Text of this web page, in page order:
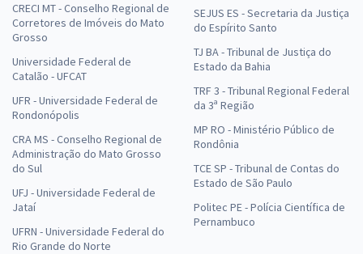
CRECI MT - Conselho Regional de
Corretores de Imóveis do Mato
Grosso
Universidade Federal de
Catalão - UFCAT
UFR - Universidade Federal de
Rondonópolis
CRA MS - Conselho Regional de
Administração do Mato Grosso
do Sul
UFJ - Universidade Federal de
Jataí
UFRN - Universidade Federal do
Rio Grande do Norte
SEJUS ES - Secretaria da Justiça
do Espírito Santo
TJ BA - Tribunal de Justiça do
Estado da Bahia
TRF 3 - Tribunal Regional Federal
da 3ª Região
MP RO - Ministério Público de
Rondônia
TCE SP - Tribunal de Contas do
Estado de São Paulo
Politec PE - Polícia Científica de
Pernambuco